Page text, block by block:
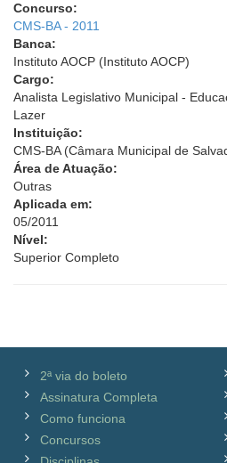
Concurso:
CMS-BA - 2011
Banca:
Instituto AOCP (Instituto AOCP)
Cargo:
Analista Legislativo Municipal -
Lazer
Instituição:
CMS-BA (Câmara Municipal de
Área de Atuação:
Outras
Aplicada em:
05/2011
Nível:
Superior Completo
2ª via do boleto
Assinatura Completa
Como funciona
Concursos